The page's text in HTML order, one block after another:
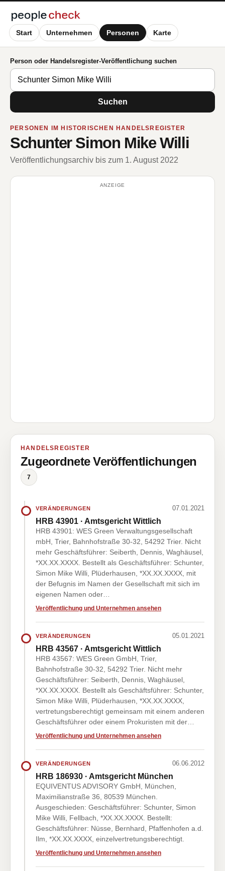
Start Unternehmen Personen Karte
Person oder Handelsregister-Veröffentlichung suchen
Suchen
PERSONEN IM HISTORISCHEN HANDELSREGISTER
Schunter Simon Mike Willi
Veröffentlichungsarchiv bis zum 1. August 2022
ANZEIGE
HANDELSREGISTER
Zugeordnete Veröffentlichungen
7
VERÄNDERUNGEN 07.01.2021
HRB 43901 · Amtsgericht Wittlich
HRB 43901: WES Green Verwaltungsgesellschaft
mbH, Trier, Bahnhofstraße 30-32, 54292 Trier. Nicht
mehr Geschäftsführer: Seiberth, Dennis, Waghäusel,
*XX.XX.XXXX. Bestellt als Geschäftsführer: Schunter,
Simon Mike Willi, Plüderhausen, *XX.XX.XXXX, mit
der Befugnis im Namen der Gesellschaft mit sich im
eigenen Namen oder…
Veröffentlichung und Unternehmen ansehen
VERÄNDERUNGEN 05.01.2021
HRB 43567 · Amtsgericht Wittlich
HRB 43567: WES Green GmbH, Trier,
Bahnhofstraße 30-32, 54292 Trier. Nicht mehr
Geschäftsführer: Seiberth, Dennis, Waghäusel,
*XX.XX.XXXX. Bestellt als Geschäftsführer: Schunter,
Simon Mike Willi, Plüderhausen, *XX.XX.XXXX,
vertretungsberechtigt gemeinsam mit einem anderen
Geschäftsführer oder einem Prokuristen mit der…
Veröffentlichung und Unternehmen ansehen
VERÄNDERUNGEN 06.06.2012
HRB 186930 · Amtsgericht München
EQUIVENTUS ADVISORY GmbH, München,
Maximilianstraße 36, 80539 München.
Ausgeschieden: Geschäftsführer: Schunter, Simon
Mike Willi, Fellbach, *XX.XX.XXXX. Bestellt:
Geschäftsführer: Nüsse, Bernhard, Pfaffenhofen a.d.
Ilm, *XX.XX.XXXX, einzelvertretungsberechtigt.
Veröffentlichung und Unternehmen ansehen